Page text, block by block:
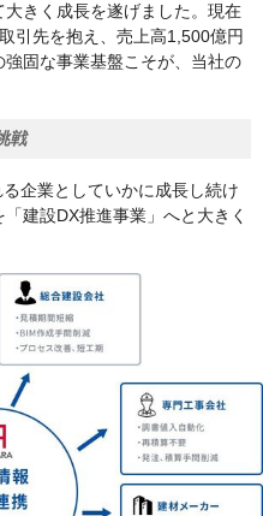
きく成長を遂げました。現在
引先を抱え、売上高1,500億円
固な事業基盤こそが、当社の
戦
企業としていかに成長し続け
建設DX推進事業」へと大きく